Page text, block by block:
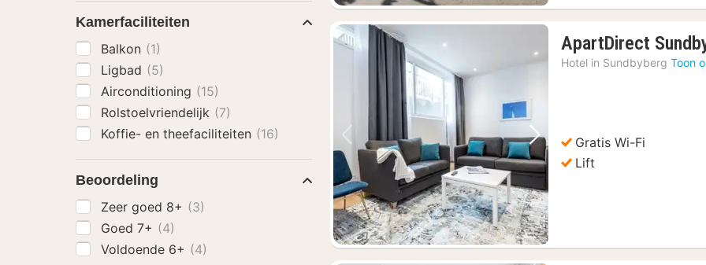
Vorige foto Volgende foto
ApartDirect
Hotel in Sundbyberg Toon
Gratis Wi-Fi
Lift
Kamerfaciliteiten
Balkon (1)
Ligbad (5)
Airconditioning (15)
Rolstoelvriendelijk (7)
Koffie- en theefaciliteiten (16)
Beoordeling
Zeer goed 8+ (3)
Goed 7+ (4)
Voldoende 6+ (4)